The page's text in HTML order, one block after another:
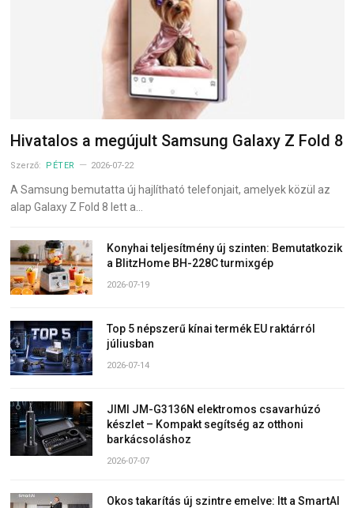
Hivatalos a megújult Samsung Galaxy Z Fold 8
Szerző: PÉTER 2026-07-22
A Samsung bemutatta új hajlítható telefonjait, amelyek közül az
alap Galaxy Z Fold 8 lett a…
Konyhai teljesítmény új szinten: Bemutatkozik
a BlitzHome BH-228C turmixgép
2026-07-19
Top 5 népszerű kínai termék EU raktárról
júliusban
2026-07-14
JIMI JM-G3136N elektromos csavarhúzó
készlet – Kompakt segítség az otthoni
barkácsoláshoz
2026-07-07
Okos takarítás új szintre emelve: Itt a SmartAI